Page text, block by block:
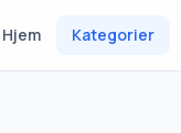
Hjem Kategorier